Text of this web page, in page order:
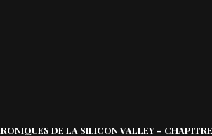
DE LA SILICON VALLEY –